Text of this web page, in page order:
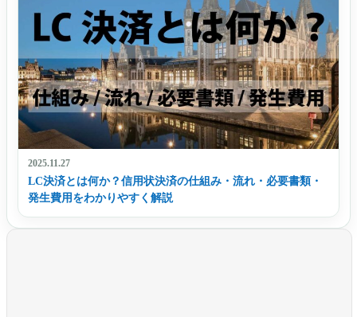
2025.11.27
LC決済とは何か？信用状決済の仕組み・流れ・必要書類・
発生費用をわかりやすく解説